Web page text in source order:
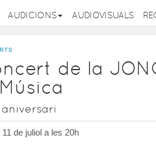
AUDICIONS AUDIOVISUALS
de la
11 de juliol a les 20h